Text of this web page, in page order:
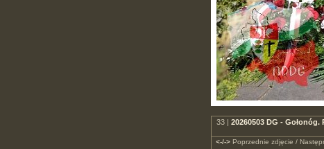
33 | 20260503 DG -
<-/->Poprzednie zdjęcie /